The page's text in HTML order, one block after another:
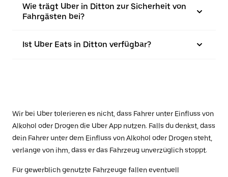
Wie trägt Uber in Ditton zur Sicherheit von
Fahrgästen bei?
Ist Uber Eats in Ditton verfügbar?
Wir bei Uber tolerieren es nicht, dass Fahrer unter Einfluss von
Alkohol oder Drogen die Uber App nutzen. Falls du denkst, dass
dein Fahrer unter dem Einfluss von Alkohol oder Drogen steht,
verlange von ihm, dass er das Fahrzeug unverzüglich stoppt.
Für gewerblich genutzte Fahrzeuge fallen eventuell